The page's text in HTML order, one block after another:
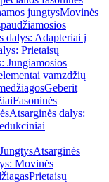
jungtysMovinės
dalys: Adapteriai į
Prietaisų
Jungiamosios
vamzdžių
Geberit
Fasoninės
Atsarginės dalys:
JungtysAtsarginės
Movinės
Prietaisų